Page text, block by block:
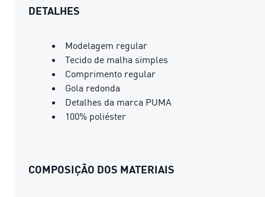
DETALHES
Modelagem regular
Tecido de malha simples
Comprimento regular
Gola redonda
Detalhes da marca PUMA
100% poliéster
COMPOSIÇÃO DOS MATERIAIS